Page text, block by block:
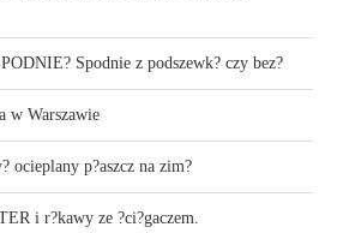
Spodnie z podszewk? czy bez?
w Warszawie
ocieplany p?aszcz na zim?
i r?kawy ze ?ci?gaczem.